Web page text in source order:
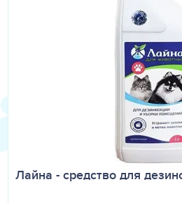
Лайна - средство для